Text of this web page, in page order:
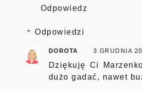
Odpowiedz
Odpowiedzi
DOROTA 3 GRUDNIA
Dziękuję Ci
dużo gadać, nawet